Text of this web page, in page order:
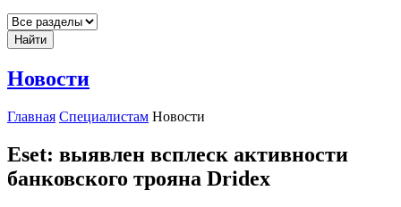
Найти
Новости
Главная Специалистам Новости
Eset: выявлен всплеск активности
банковского трояна Dridex